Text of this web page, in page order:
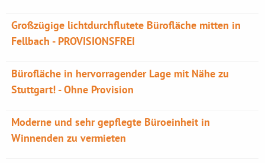
Großzügige lichtdurchflutete Bürofläche mitten in
Fellbach - PROVISIONSFREI
Bürofläche in hervorragender Lage mit Nähe zu
Stuttgart! - Ohne Provision
Moderne und sehr gepflegte Büroeinheit in
Winnenden zu vermieten